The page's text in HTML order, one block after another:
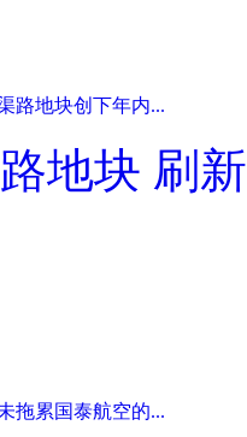
路地块创下年内...
地块 刷
拖累国泰航空的...